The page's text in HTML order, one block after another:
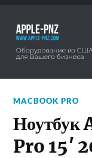
MACBOOK PRO
Ноутбук
Pro 15′